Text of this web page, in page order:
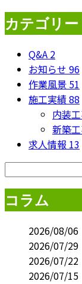
カテゴリー
Q&A 2
お知らせ 96
作業風景 51
施工実績88
内装
新築
求人情報 13
コラム
2026/08/06
2026/07/29
2026/07/22
2026/07/15